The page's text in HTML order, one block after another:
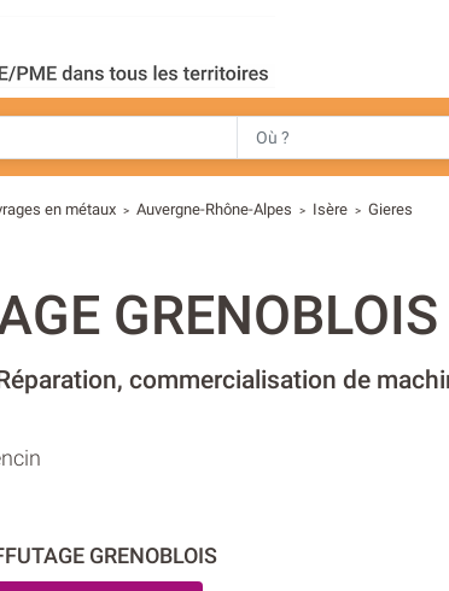
en métaux > Auvergne-Rhône-Alpes > Isère > Gieres
GRENOBLOIS
commercialisation de
GRENOBLOIS